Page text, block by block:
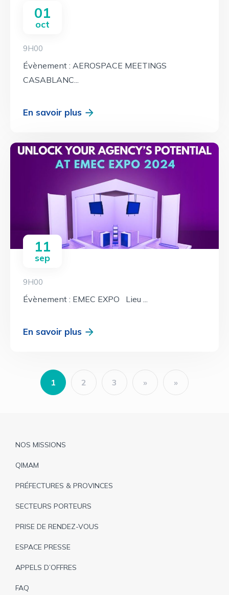
01
oct
9H00
Évènement : AEROSPACE MEETINGS
CASABLANC...
En savoir plus
11
sep
9H00
Évènement : EMEC EXPO Lieu ...
En savoir plus
Pagination
Page
1
Page
2
Page
3
Pied
de
NOS MISSIONS
QIMAM
PRÉFECTURES & PROVINCES
SECTEURS PORTEURS
PRISE DE RENDEZ-VOUS
ESPACE PRESSE
APPELS D’OFFRES
FAQ